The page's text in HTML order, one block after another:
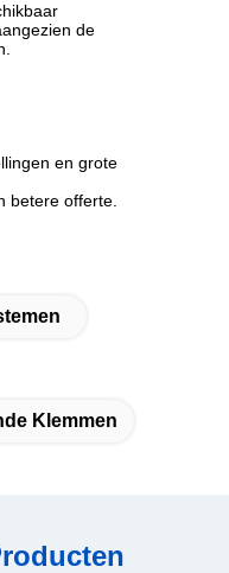
de
en grote
betere offerte.
Klemmen